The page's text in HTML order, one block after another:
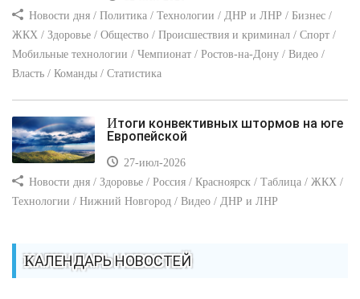
Новости дня / Политика / Технологии / ДНР и ЛНР / Бизнес /
ЖКХ / Здоровье / Общество / Происшествия и криминал / Спорт /
Мобильные технологии / Чемпионат / Ростов-на-Дону / Видео /
Власть / Команды / Статистика
Итоги конвективных штормов на юге
Европейской
27-июл-2026
Новости дня / Здоровье / Россия / Красноярск / Таблица / ЖКХ /
Технологии / Нижний Новгород / Видео / ДНР и ЛНР
КАЛЕНДАРЬ НОВОСТЕЙ